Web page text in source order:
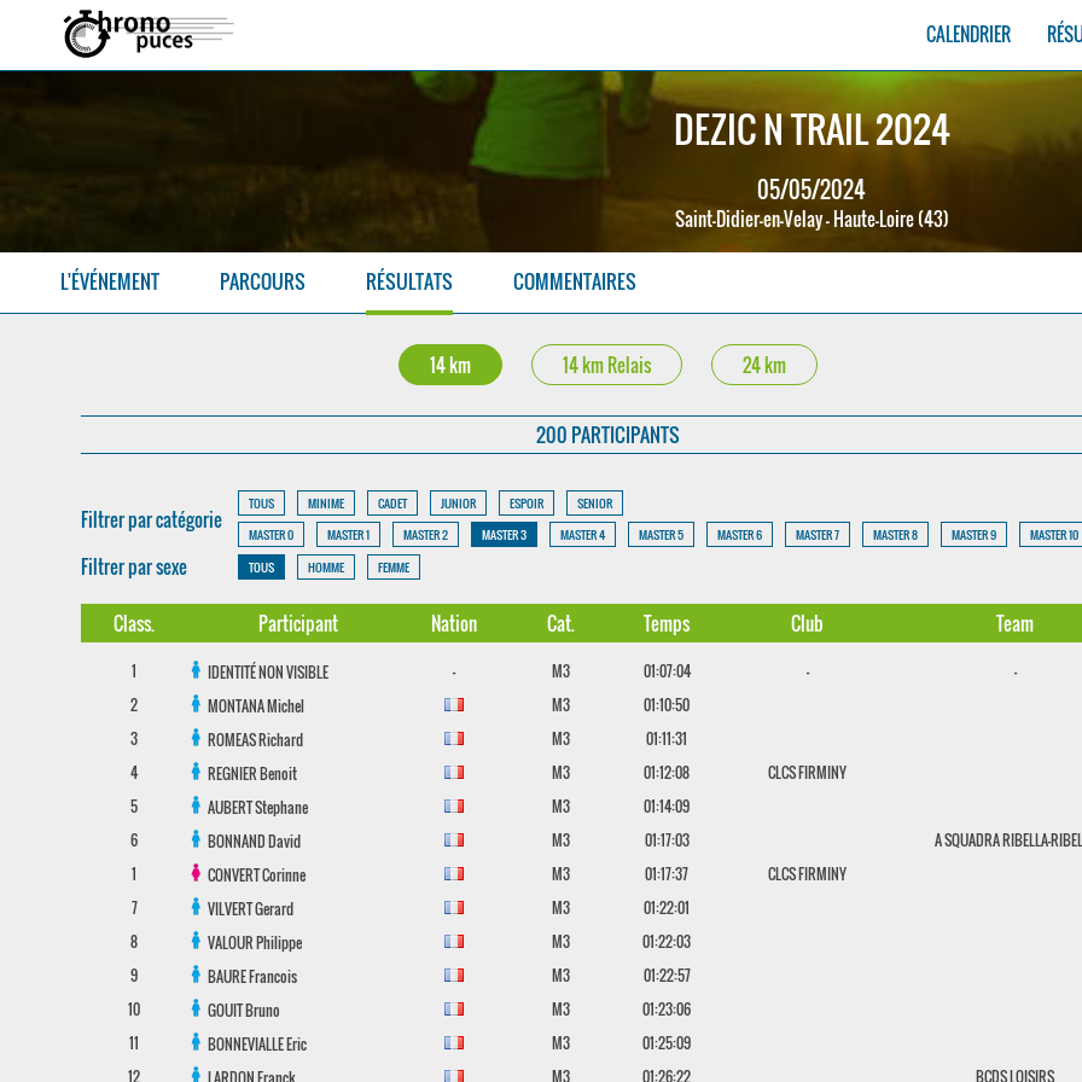
CALENDRIER
DEZIC N TRAIL 2024
05/05/2024
Saint-Didier-en-Velay - Haute-Loire (43)
L'ÉVÉNEMENT PARCOURS RÉSULTATS COMMENTAIRES
14 km 14 km Relais 24 km
200 PARTICIPANTS
Filtrer par catégorie
TOUS MINIME CADET JUNIOR ESPOIR
SENIOR
MASTER 0
MASTER 1 MASTER 2 MASTER 3 MASTER 4 MASTER 5 MASTER 6 MASTER 7 MASTER 8 MASTER 9 MASTER 10
Filtrer par sexe TOUS HOMME FEMME
Class. Participant Nation Cat. Temps Club Team
1 IDENTITÉ NON VISIBLE - M3 01:07:04 -
-
2
MONTANAMichel M3
01:10:50
3
ROMEASRichard M3
01:11:31
4
REGNIERBenoit M3 01:12:08
CLCS FIRMINY
5
AUBERTStephane M3
01:14:09
6
BONNANDDavid M3 01:17:03
A SQUADRA RIBELLA-
1
CONVERTCorinne M3 01:17:37
CLCS FIRMINY
7
VILVERTGerard M3
01:22:01
8
VALOURPhilippe M3
01:22:03
9
BAUREFrancois M3
01:22:57
10
GOUITBruno M3
01:23:06
11
BONNEVIALLEEric M3
01:25:09
12
LARDONFranck M3 01:26:22 BCDS LOISIRS